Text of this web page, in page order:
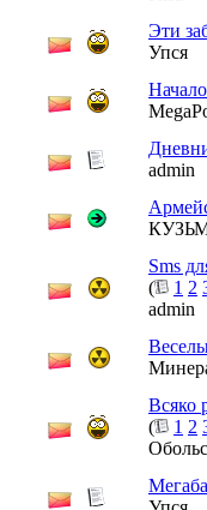
Эти
Упся
admin
Sms
(
1 2
admin
Всяко
(
1 2